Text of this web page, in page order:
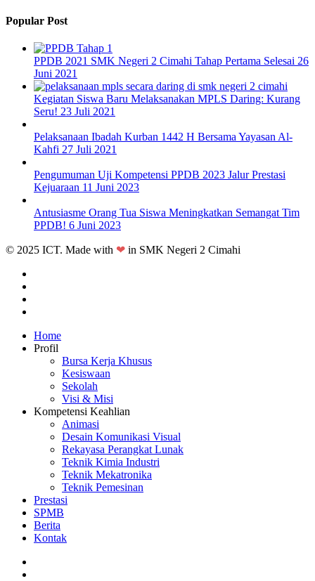
Popular Post
PPDB 2021 SMK Negeri 2 Cimahi Tahap Pertama Selesai 26
Juni 2021
Kegiatan Siswa Baru Melaksanakan MPLS Daring: Kurang
Seru! 23 Juli 2021
Pelaksanaan Ibadah Kurban 1442 H Bersama Yayasan Al-
Kahfi 27 Juli 2021
Pengumuman Uji Kompetensi PPDB 2023 Jalur Prestasi
Kejuaraan 11 Juni 2023
Antusiasme Orang Tua Siswa Meningkatkan Semangat Tim
PPDB! 6 Juni 2023
© 2025 ICT. Made with ❤ in SMK Negeri 2 Cimahi
Close
Menu
Home
Profil
Bursa Kerja Khusus
Kesiswaan
Sekolah
Visi & Misi
Kompetensi Keahlian
Animasi
Desain Komunikasi Visual
Rekayasa Perangkat Lunak
Teknik Kimia Industri
Teknik Mekatronika
Teknik Pemesinan
Prestasi
SPMB
Berita
Kontak